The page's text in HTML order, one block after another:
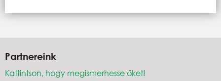
Partnereink
Kattintson, hogy megismerhesse őket!